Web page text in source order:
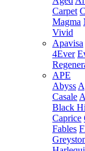
Carpet
Magma
Vivid
Apavisa
4Ever
APE
Abyss
Casale
Black
Caprice
Fables